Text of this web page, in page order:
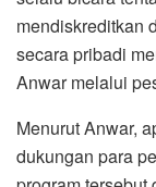
mendiskreditkan
secara pribadi
Anwar melalui
Menurut Anwar,
dukungan para